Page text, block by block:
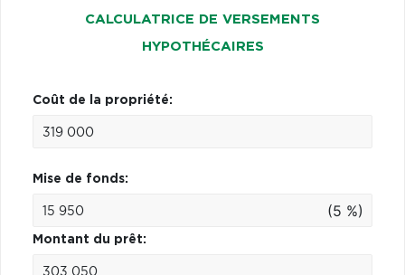
CALCULATRICE DE VERSEMENTS
HYPOTHÉCAIRES
Coût de la propriété:
Mise de fonds:
(5 %)
Montant du prêt: